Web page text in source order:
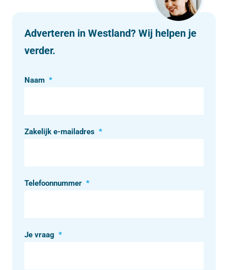
Adverteren in Westland? Wij helpen je
verder.
Naam *
Zakelijk e-mailadres *
Telefoonnummer *
Je vraag *